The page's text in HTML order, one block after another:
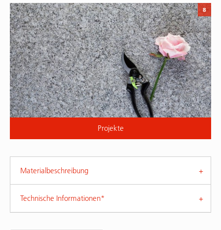
Projekte
8
Materialbeschreibung
Technische Informationen*